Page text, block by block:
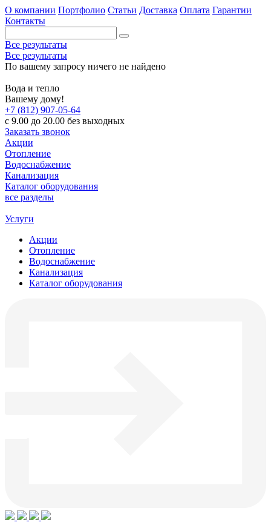
О компании Портфолио Статьи Доставка Оплата Гарантии
Контакты
Все результаты
Все результаты
По вашему запросу ничего не найдено
Вода и тепло
Вашему дому!
+7 (812) 907-05-64
с 9.00 до 20.00 без выходных
Заказать звонок
Акции
Отопление
Водоснабжение
Канализация
Каталог оборудования
все разделы
Услуги
Акции
Отопление
Водоснабжение
Канализация
Каталог оборудования